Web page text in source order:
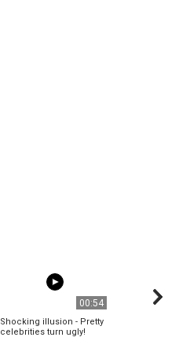
00:54
Shocking illusion - Pretty
celebrities turn ugly!